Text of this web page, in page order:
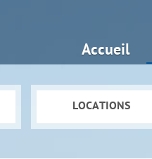
Accueil
LOCATIONS